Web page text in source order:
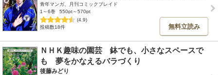
青年マンガ、月刊コミックブレイド
1～6巻
550pt～570pt
(4.9)
投稿数18件
無料立読み
ＮＨＫ趣味の園芸 鉢でも、小さなスペースで
も 夢をかなえるバラづくり
後藤みどり